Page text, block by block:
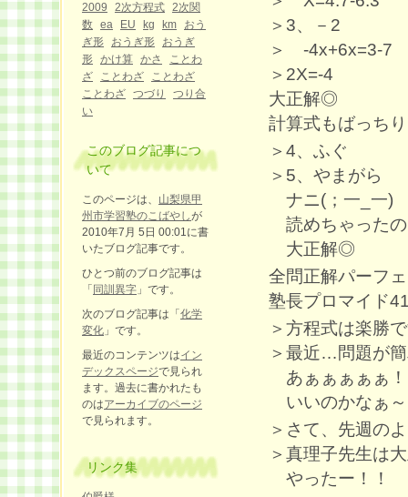
＞3、－2
＞ -4x+6x=3-7
＞2X=-4
大正解◎
計算式もばっち
＞4、ふぐ
＞5、やまがら
ナニ(；一_一)
読めちゃった
大正解◎
全問正解パーフ
塾長プロマイド
＞方程式は楽勝
＞最近…問題が
あぁぁぁぁぁ
いいのかなぁ～
＞さて、先週の
＞真理子先生は
やったー！！
2009
2次方程式 2次関
数
ea EU kg km
おう
ぎ形
おうぎ形
おうぎ
形 かけ算 かさ
ことわ
ざ
ことわざ
ことわざ
ことわざ つづり
つり合
い
このブログ記事につ
いて
このページは、 山梨県甲
州市学習塾のこばやしが
2010年7月 5日 00:01に書
いたブログ記事です。
ひとつ前のブログ記事は
「 同訓異字 」です。
次のブログ記事は「 化学
変化 」です。
最近のコンテンツはイン
デックスページで見られ
ます。過去に書かれたも
のはアーカイブのページ
で見られます。
リンク集